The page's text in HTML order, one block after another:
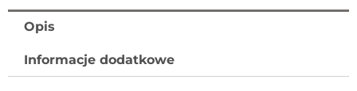
mesh)
Opis
Informacje dodatkowe